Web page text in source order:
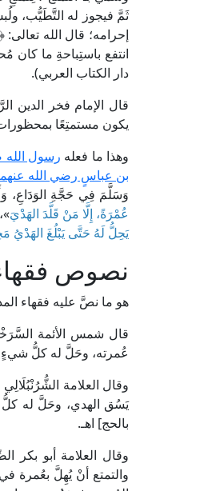
ثَمَّ فيجوز له التَّطَيُّب،
إحرامه؛ قال الله تعالى: ﴿
دار الكتاب العربي).
يكون مستمتِعًا بمحظورات
وهذا ما فعله رسول الله
بن عباسٍ رضي الله
وَسَلَّمَ فِي حَجَّةِ الوَدَاعِ،
عُمْرَةً، إِلَّا مَنْ قَلَّدَ الهَدْيَ
يَحِلُّ لَهُ حَتَّى يَبْلُغَ الهَدْيُ
نصوص
هو ما نصَّ عليه فقهاء
عُمرته، وحَلَّ له كلُّ
يَسُق الهدي، وحَلَّ له كلُّ
بالحج] اهـ.
والتمتع أنْ يُهِلَّ بعُمرة